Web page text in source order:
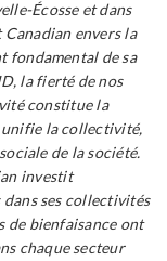
Écosse et dans
Canadian envers la
fondamental de sa
la fierté de nos
constitue la
unifie la collectivité,
de la société.
investit
ses collectivités
de bienfaisance ont
chaque secteur